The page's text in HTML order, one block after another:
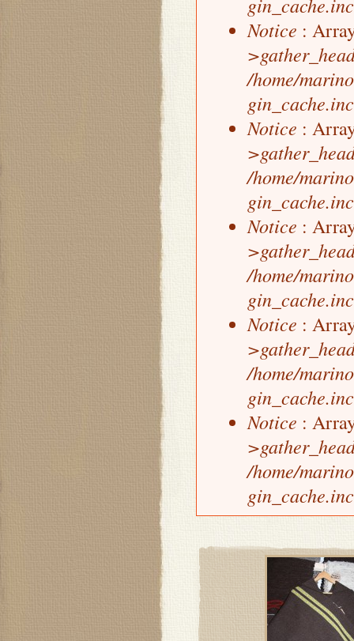
Notice :
/home/
gin_cache.inc
Notice :
/home/
gin_cache.inc
Notice :
/home/
gin_cache.inc
Notice :
/home/
gin_cache.inc
Notice :
/home/
gin_cache.inc